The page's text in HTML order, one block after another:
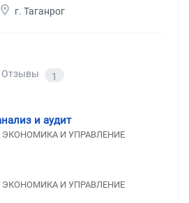
г. Таганрог
Отзывы 1
и аудит
ЭКОНОМИКА И УПРАВЛЕНИЕ
ЭКОНОМИКА И УПРАВЛЕНИЕ